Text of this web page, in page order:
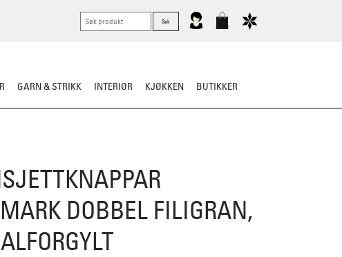
GARN & STRIKK INTERIØR KJØKKEN BUTIKKER
DOBBEL FILIGRAN,